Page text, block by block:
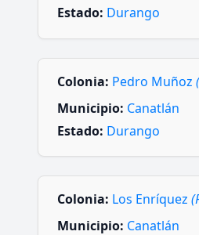
Estado: Durango
Colonia: Pedro Muñoz
Municipio: Canatlán
Estado: Durango
Colonia: Los Enríquez
Municipio: Canatlán